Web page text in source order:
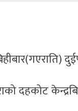
दहकोट